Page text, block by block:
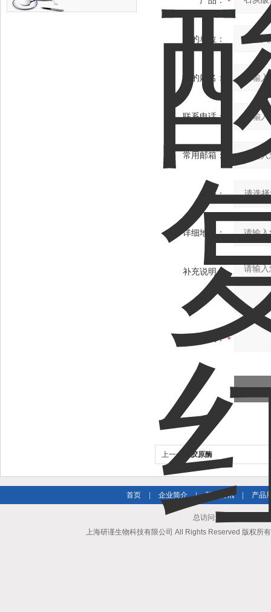
您的单位：
您的姓名：
联系电话：
常用邮箱：
省份：
详细地址：
补充说明：
验证码：
上一个： 胶原酶
首页 企业简介 | 新闻资讯 产品
总访问量：819818 地
上海研谨生物科技有限公司 All Rights Reserved 版权所